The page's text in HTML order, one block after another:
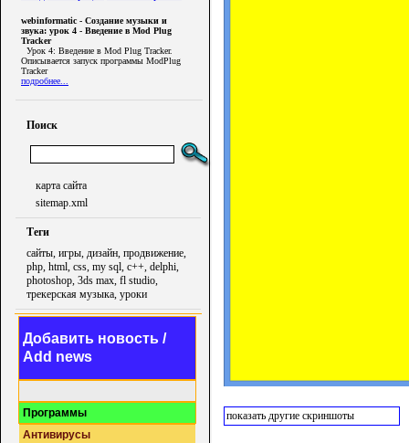
webinformatic - Создание музыки и
звука: урок 4 - Введение в Mod Plug
Tracker
Урок 4: Введение в Mod Plug Tracker.
Описывается запуск программы ModPlug
Tracker
подробнее...
Поиск
карта сайта
sitemap.xml
Теги
сайты, игры, дизайн, продвижение,
php, html, css, my sql, c++, delphi,
photoshop, 3ds max, fl studio,
трекерская музыка, уроки
Добавить новость /
Add news
Программы
Антивирусы
показать другие скриншоты